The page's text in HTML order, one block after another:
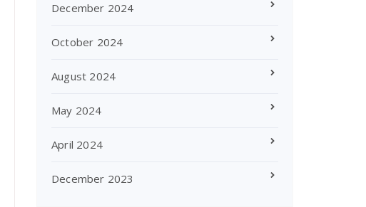
December 2024
October 2024
August 2024
May 2024
April 2024
December 2023